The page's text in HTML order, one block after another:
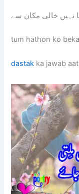
نہیں خالی مکان سے
tum hathon ko
dastak ka jawab